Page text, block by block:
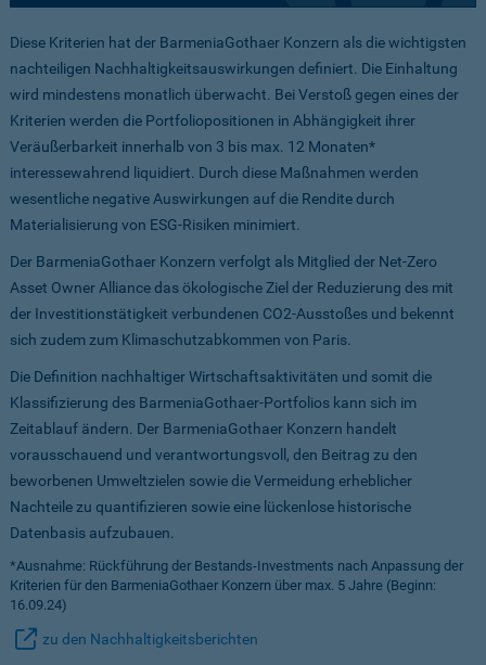
Diese Kriterien hat der BarmeniaGothaer Konzern als die wichtigsten
nachteiligen Nachhaltigkeitsauswirkungen definiert. Die Einhaltung
wird mindestens monatlich überwacht. Bei Verstoß gegen eines der
Kriterien werden die Portfoliopositionen in Abhängigkeit ihrer
Veräußerbarkeit innerhalb von 3 bis max. 12 Monaten*
interessewahrend liquidiert. Durch diese Maßnahmen werden
wesentliche negative Auswirkungen auf die Rendite durch
Materialisierung von ESG-Risiken minimiert.
Der BarmeniaGothaer Konzern verfolgt als Mitglied der Net-Zero
Asset Owner Alliance das ökologische Ziel der Reduzierung des mit
der Investitionstätigkeit verbundenen CO2-Ausstoßes und bekennt
sich zudem zum Klimaschutzabkommen von Paris.
Die Definition nachhaltiger Wirtschaftsaktivitäten und somit die
Klassifizierung des BarmeniaGothaer-Portfolios kann sich im
Zeitablauf ändern. Der BarmeniaGothaer Konzern handelt
vorausschauend und verantwortungsvoll, den Beitrag zu den
beworbenen Umweltzielen sowie die Vermeidung erheblicher
Nachteile zu quantifizieren sowie eine lückenlose historische
Datenbasis aufzubauen.
*Ausnahme: Rückführung der Bestands-Investments nach Anpassung der
Kriterien für den BarmeniaGothaer Konzern über max. 5 Jahre (Beginn:
16.09.24)
zu den Nachhaltigkeitsberichten